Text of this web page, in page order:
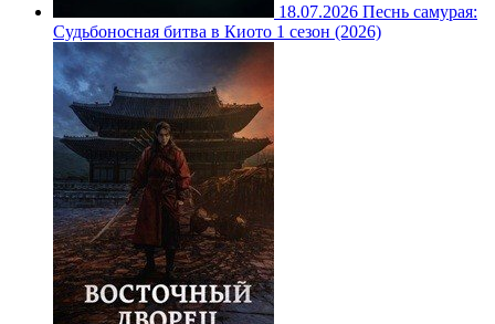
18.07.2026 Песнь самурая:
Судьбоносная битва в Киото 1 сезон (2026)